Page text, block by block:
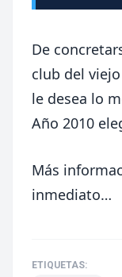
De
club del
le desea lo
Año 2010
Más
inmediato…
ETIQUETAS: